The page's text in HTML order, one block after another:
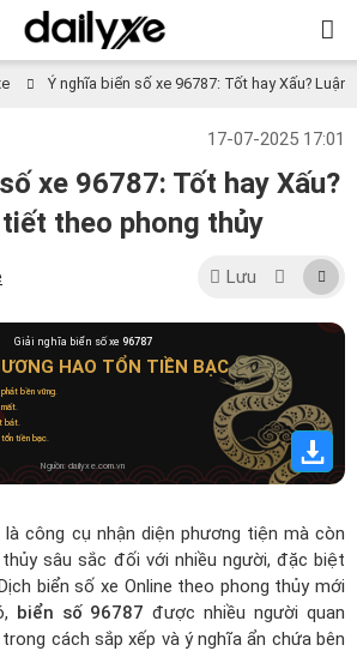
Ý nghĩa biển số xe 96787: Tốt hay Xấu?
17-07-2025 17:01
xe 96787: Tốt hay Xấu?
theo phong thủy
Lưu
Giải nghĩa biển số xe 96787
HAO TỔN TIỀN BẠC
bền vững.
.
bát.
tổn tiền bạc.
Nguồn: dailyxe.com.vn
công cụ nhận diện phương tiện mà còn
sâu sắc đối với nhiều người, đặc biệt
biển số xe Online theo phong thủy mới
biển số 96787 được nhiều người quan
cách sắp xếp và ý nghĩa ẩn chứa bên